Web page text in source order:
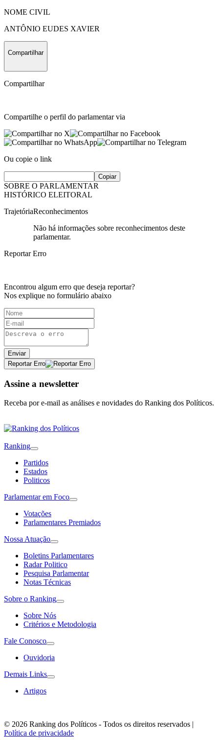
NOME CIVIL
ANTÔNIO EUDES XAVIER
Compartilhar
Compartilhar
Compartilhe o perfil do parlamentar via
Ou copie o link
Copiar
SOBRE O PARLAMENTAR
HISTÓRICO ELEITORAL
TrajetóriaReconhecimentos
Não há informações sobre reconhecimentos deste
parlamentar.
Reportar Erro
Encontrou algum erro que deseja reportar?
Nos explique no formulário abaixo
Enviar
Reportar Erro
Assine a newsletter
Receba por e-mail as análises e novidades do Ranking dos Políticos.
Ranking
Partidos
Estados
Politicos
Parlamentar em Foco
Votações
Parlamentares Premiados
Nossa Atuação
Boletins Parlamentares
Radar Politico
Pesquisa Parlamentar
Notas Técnicas
Sobre o Ranking
Sobre Nós
Critérios e Metodologia
Fale Conosco
Ouvidoria
Demais Links
Artigos
© 2026 Ranking dos Políticos - Todos os direitos reservados |
Política de privacidade